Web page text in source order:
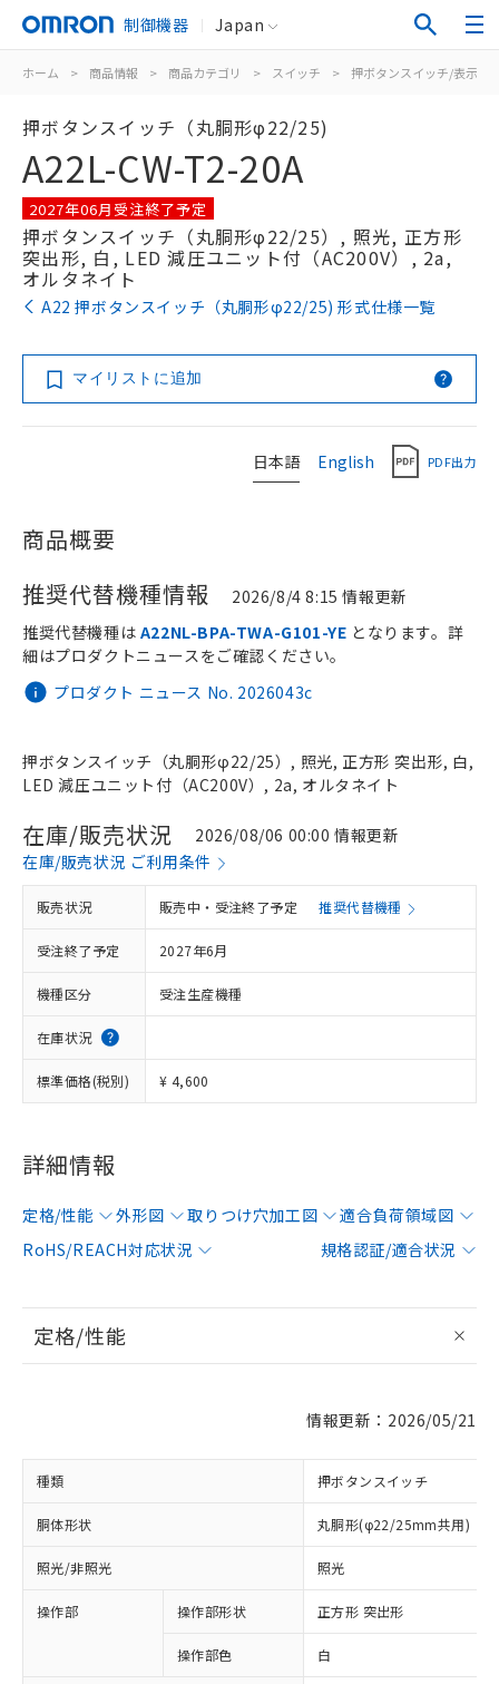
制御機器 Japan
ホーム > 商品情報 > 商品カテゴリ > スイッチ > 押ボタンスイッチ/表示灯
押ボタンスイッチ（丸胴形φ22/25)
A22L-CW-T2-20A
2027年06月受注終了予定
押ボタンスイッチ（丸胴形φ22/25）, 照光, 正方形
突出形, 白, LED 減圧ユニット付（AC200V）, 2a,
オルタネイト
A22 押ボタンスイッチ（丸胴形φ22/25) 形式仕様一覧
マイリストに追加
日本語 English PDF出力
商品概要
推奨代替機種情報
2026/8/4 8:15 情報更新
プロダクト ニュース No. 2026043c
推奨代替機種は A22NL-BPA-TWA-G101-YE となります。詳
細はプロダクトニュースをご確認ください。
押ボタンスイッチ（丸胴形φ22/25）, 照光, 正方形 突出形, 白,
LED 減圧ユニット付（AC200V）, 2a, オルタネイト
在庫/販売状況
2026/08/06 00:00 情報更新
在庫/販売状況 ご利用条件
販売状況 販売中・受注終了予定 推奨代替機種
受注終了予定 2027年6月
機種区分 受注生産機種
在庫状況
標準価格(税別) ¥ 4,600
詳細情報
定格/性能 外形図 取りつけ穴加工図
適合負荷領域図
RoHS/REACH対応状況
規格認証/適合状況
定格/性能
情報更新：2026/05/21
種類 押ボタンスイッチ
胴体形状 丸胴形(φ22/25mm共用)
照光/非照光 照光
操作部 操作部形状 正方形 突出形
操作部色 白